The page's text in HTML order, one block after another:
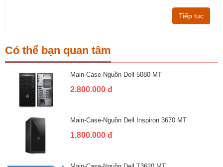
Tiếp tục
Có thể bạn quan tâm
Main-Case-Nguồn Dell 5080 MT
2.800.000 đ
Main-Case-Nguồn Dell Inspiron 3670 MT
1.800.000 đ